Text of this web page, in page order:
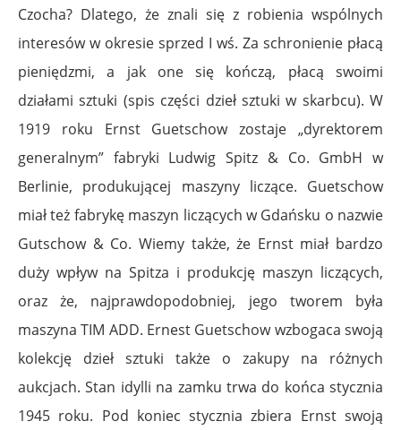
Czocha? Dlatego, że znali się z robienia wspólnych
interesów w okresie sprzed I wś. Za schronienie płacą
pieniędzmi, a jak one się kończą, płacą swoimi
działami sztuki (spis części dzieł sztuki w skarbcu). W
1919 roku Ernst Guetschow zostaje „dyrektorem
generalnym” fabryki Ludwig Spitz & Co. GmbH w
Berlinie, produkującej maszyny liczące. Guetschow
miał też fabrykę maszyn liczących w Gdańsku o nazwie
Gutschow & Co. Wiemy także, że Ernst miał bardzo
duży wpływ na Spitza i produkcję maszyn liczących,
oraz że, najprawdopodobniej, jego tworem była
maszyna TIM ADD. Ernest Guetschow wzbogaca swoją
kolekcję dzieł sztuki także o zakupy na różnych
aukcjach. Stan idylli na zamku trwa do końca stycznia
1945 roku. Pod koniec stycznia zbiera Ernst swoją